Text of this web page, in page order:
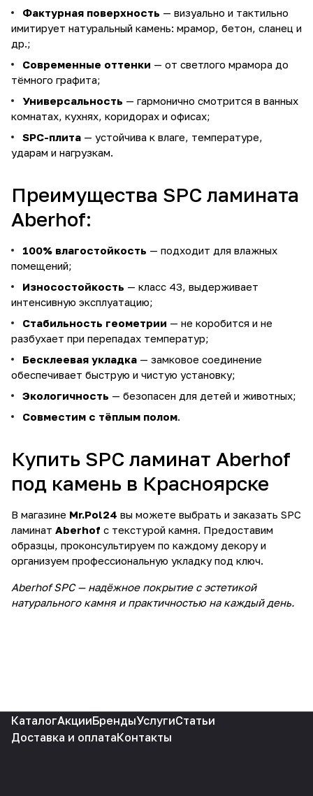
Фактурная поверхность — визуально и тактильно
имитирует натуральный камень: мрамор, бетон, сланец и
др.;
Современные оттенки — от светлого мрамора до
тёмного графита;
Универсальность — гармонично смотрится в ванных
комнатах, кухнях, коридорах и офисах;
SPC-плита — устойчива к влаге, температуре,
ударам и нагрузкам.
Преимущества SPC ламината
Aberhof:
100% влагостойкость — подходит для влажных
помещений;
Износостойкость — класс 43, выдерживает
интенсивную эксплуатацию;
Стабильность геометрии — не коробится и не
разбухает при перепадах температур;
Бесклеевая укладка — замковое соединение
обеспечивает быструю и чистую установку;
Экологичность — безопасен для детей и животных;
Совместим с тёплым полом.
Купить SPC ламинат Aberhof
под камень в Красноярске
В магазине Mr.Pol24 вы можете выбрать и заказать SPC
ламинат Aberhof с текстурой камня. Предоставим
образцы, проконсультируем по каждому декору и
организуем профессиональную укладку под ключ.
Aberhof SPC — надёжное покрытие с эстетикой
натурального камня и практичностью на каждый день.
КаталогАкцииБрендыУслугиСтатьи
Доставка и оплатаКонтакты